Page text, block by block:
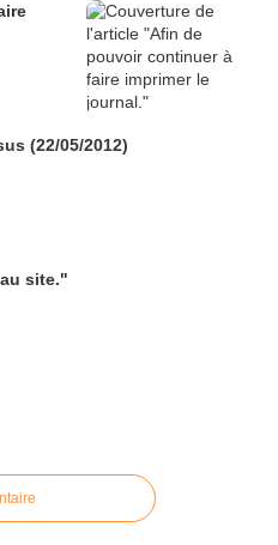
(22/05/2012)
site."